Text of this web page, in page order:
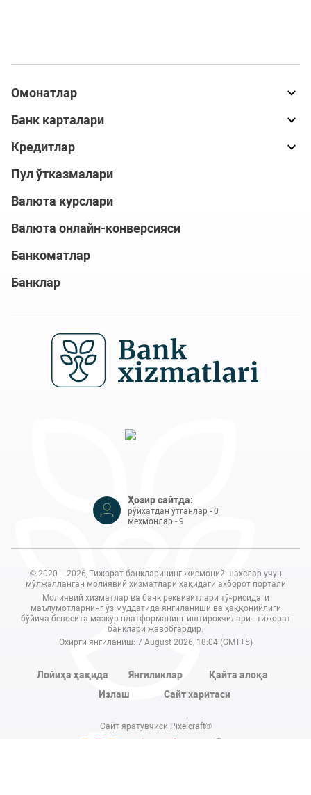
Омонатлар
Банк карталари
Кредитлар
Пул ўтказмалари
Валюта курслари
Валюта онлайн-конверсияси
Банкоматлар
Банклар
Ҳозир сайтда:
рўйхатдан ўтганлар - 0
меҳмонлар - 9
© 2020 – 2026, Тижорат банкларининг жисмоний шахслар учун
мўлжалланган молиявий хизматлари ҳақидаги ахборот портали
Молиявий хизматлар ва банк реквизитлари тўғрисидаги
маълумотларнинг ўз муддатида янгиланиши ва ҳаққонийлиги
бўйича бевосита мазкур платформанинг иштирокчилари - тижорат
банклари жавобгардир.
Охирги янгиланиш: 7 August 2026, 18:04 (GMT+5)
Лойиҳа ҳақида Янгиликлар
Қайта алоқа
Излаш
Сайт харитаси
Сайт яратувчиси Pixelcraft®